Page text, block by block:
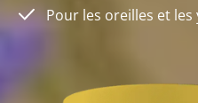
Pour les oreilles et les